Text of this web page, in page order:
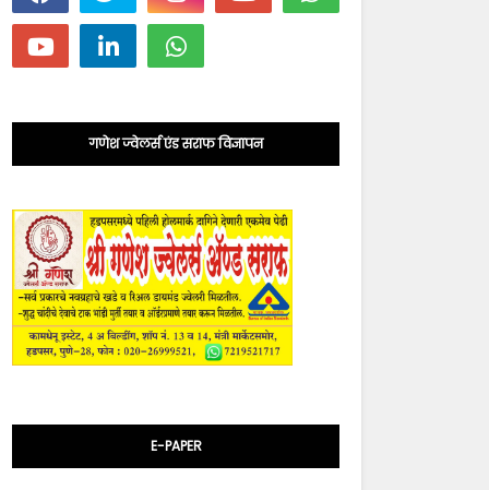
गणेश ज्वेलर्स एंड सराफ विज्ञापन
E-PAPER